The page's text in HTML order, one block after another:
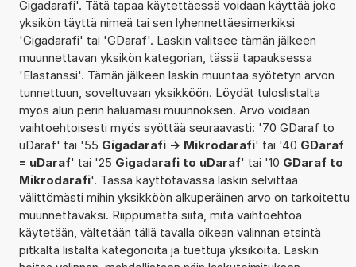
Gigadarafi'. Tätä tapaa käytettäessä voidaan käyttää joko
yksikön täyttä nimeä tai sen lyhennettäesimerkiksi
'Gigadarafi' tai 'GDaraf'. Laskin valitsee tämän jälkeen
muunnettavan yksikön kategorian, tässä tapauksessa
'Elastanssi'. Tämän jälkeen laskin muuntaa syötetyn arvon
tunnettuun, soveltuvaan yksikköön. Löydät tuloslistalta
myös alun perin haluamasi muunnoksen. Arvo voidaan
vaihtoehtoisesti myös syöttää seuraavasti: '70 GDaraf to
uDaraf' tai '55 Gigadarafi -> Mikrodarafi' tai '40 GDaraf
= uDaraf' tai '25 Gigadarafi to uDaraf' tai '10 GDaraf to
Mikrodarafi'. Tässä käyttötavassa laskin selvittää
välittömästi mihin yksikköön alkuperäinen arvo on tarkoitettu
muunnettavaksi. Riippumatta siitä, mitä vaihtoehtoa
käytetään, vältetään tällä tavalla oikean valinnan etsintä
pitkältä listalta kategorioita ja tuettuja yksiköitä. Laskin